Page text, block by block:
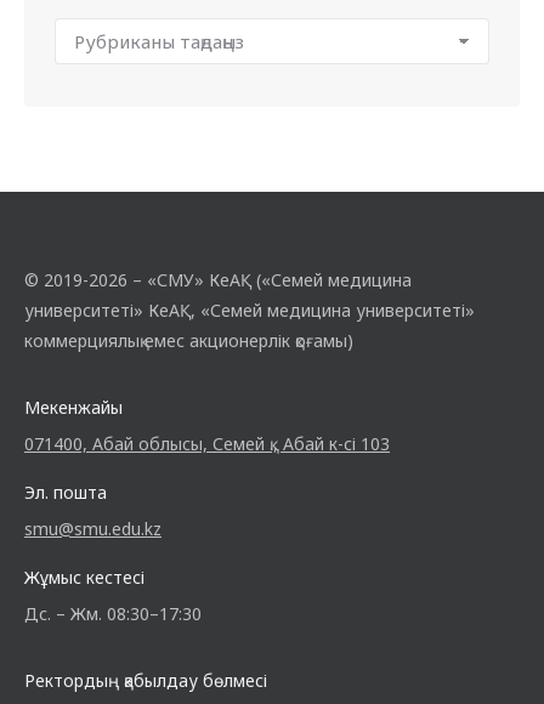
© 2019-2026 – «СМУ» КеАҚ («Семей медицина
университеті» КеАҚ, «Семей медицина университеті»
коммерциялық емес акционерлік қоғамы)
Мекенжайы
071400, Абай облысы, Семей қ., Абай к-сі 103
Эл. пошта
smu@smu.edu.kz
Жұмыс кестесі
Дс. – Жм. 08:30–17:30
Ректордың қабылдау бөлмесі